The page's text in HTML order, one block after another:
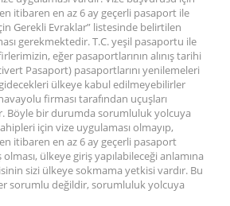
itibaren en az 6 ay geçerli pasaport ile
Gerekli Evraklar” listesinde belirtilen
gerekmektedir. T.C. yeşil pasaportu ile
eğer pasaportlarının alınış tarihi
Pasaport) pasaportlarını yenilemeleri
ülkeye kabul edilmeyebilirler
firması tarafından uçuşları
Böyle bir durumda sorumluluk yolcuya
için vize uygulaması olmayıp,
itibaren en az 6 ay geçerli pasaport
ülkeye giriş yapılabileceği anlamına
sizi ülkeye sokmama yetkisi vardır. Bu
sorumlu değildir, sorumluluk yolcuya